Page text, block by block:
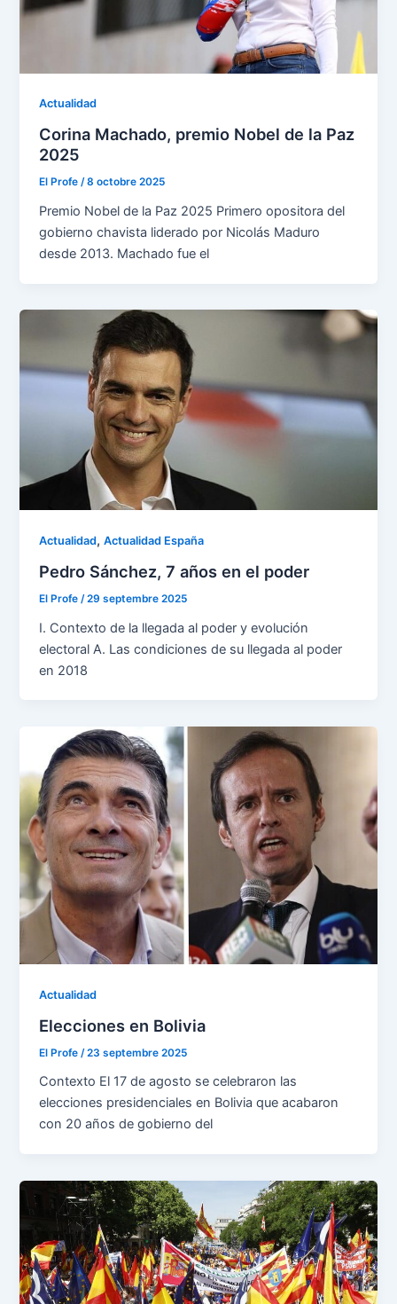
Actualidad
Corina Machado, premio Nobel de la Paz
2025
El Profe/8 octobre 2025
Premio Nobel de la Paz 2025 Primero opositora del
gobierno chavista liderado por Nicolás Maduro
desde 2013. Machado fue el
Actualidad,Actualidad España
Pedro Sánchez, 7 años en el poder
El Profe /29 septembre 2025
I. Contexto de la llegada al poder y evolución
electoral A. Las condiciones de su llegada al poder
en 2018
Actualidad
Elecciones en Bolivia
El Profe /23 septembre 2025
Contexto El 17 de agosto se celebraron las
elecciones presidenciales en Bolivia que acabaron
con 20 años de gobierno del